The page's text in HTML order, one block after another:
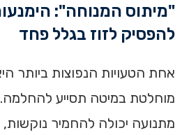
"מיתוס המנוחה":
להפסיק לזוז בגלל פחד
אחת הטעויות הנפוצות ביותר
מוחלטת במיטה תסייע
מתנועה יכולה להחמיר